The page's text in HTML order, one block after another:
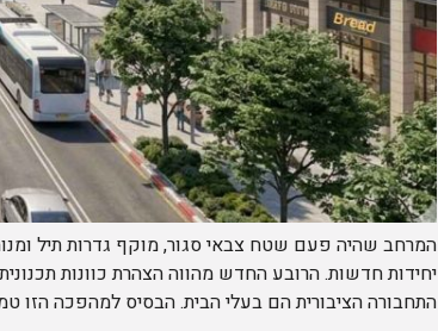
המרחב שהיה פעם שטח צבאי סגור, מוקף גדרות תיל
יחידות חדשות. הרובע החדש מהווה הצהרת כוונות
התחבורה הציבורית הם בעלי הבית. הבסיס למהפכה הזו